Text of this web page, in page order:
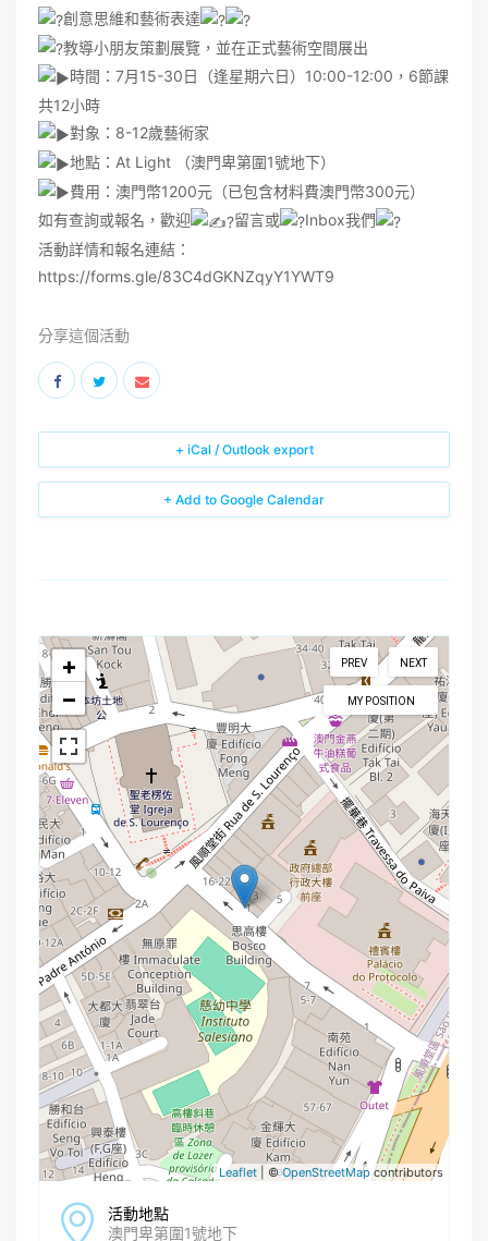
創意思維和藝術表達
教導小朋友策劃展覽，並在正式藝術空間展出
時間：7月15-30日（逢星期六日）10:00-12:00，6節課
共12小時
對象：8-12歲藝術家
地點：At Light （澳門卑第圍1號地下）
費用：澳門幣1200元（已包含材料費澳門幣300元）
如有查詢或報名，歡迎
留言或
Inbox我們
活動詳情和報名連結：
https://forms.gle/83C4dGKNZqyY1YWT9
分享這個活動
+ Add to Google Calendar
+ iCal / Outlook export
NEXT
PREV
MY POSITION
+
−
Leaflet | ©OpenStreetMap contributors
活動地點
澳門卑第圍1號地下